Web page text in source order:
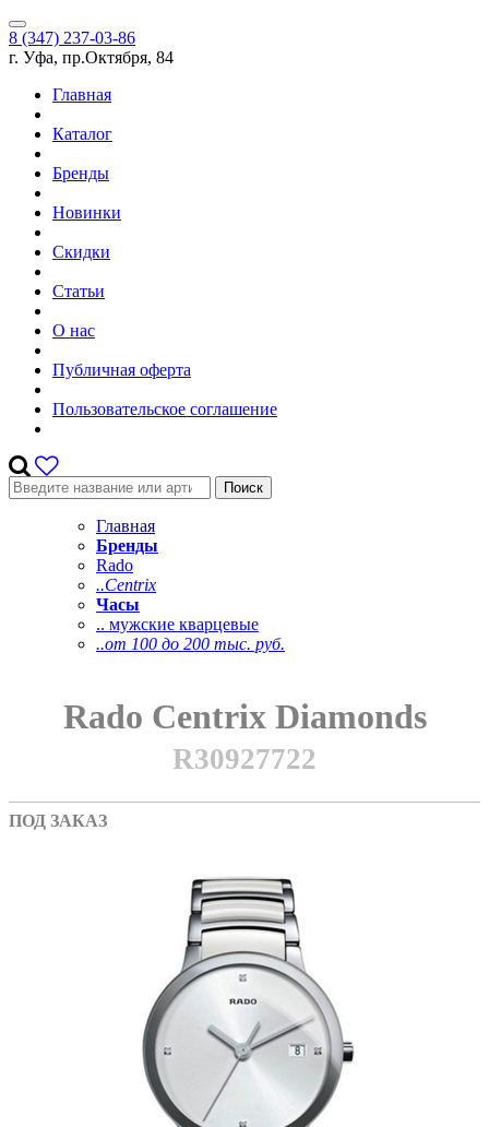
8 (347) 237-03-86
г. Уфа, пр.Октября, 84
Главная
Каталог
Бренды
Новинки
Скидки
Статьи
О нас
Публичная оферта
Пользовательское соглашение
Поиск
Главная
Бренды
Rado
..Centrix
Часы
.. мужские кварцевые
..от 100 до 200 тыс. руб.
Rado Centrix Diamonds
R30927722
ПОД ЗАКАЗ